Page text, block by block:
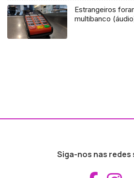
Estrangeiros
multibanco
Siga-nos nas redes